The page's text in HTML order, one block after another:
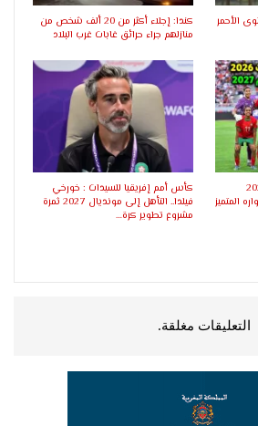
الأحمر
كندا: إجلاء أكثر من 20 ألف شخص من
منازلهم جراء حرائق غابات غرب البلاد
2026
المتميز
كأس أمم إفريقيا للسيدات : خورخي
فيلدا.. التأهل إلى مونديال 2027 ثمرة
مشروع تطوير كرة…
التعليقات مغلقة.